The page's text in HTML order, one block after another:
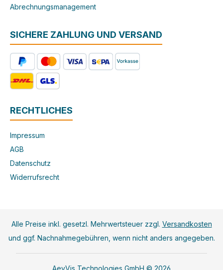
Abrechnungsmanagement
SICHERE ZAHLUNG UND VERSAND
RECHTLICHES
Impressum
AGB
Datenschutz
Widerrufsrecht
Alle Preise inkl. gesetzl. Mehrwertsteuer zzgl. Versandkosten
und ggf. Nachnahmegebühren, wenn nicht anders angegeben.